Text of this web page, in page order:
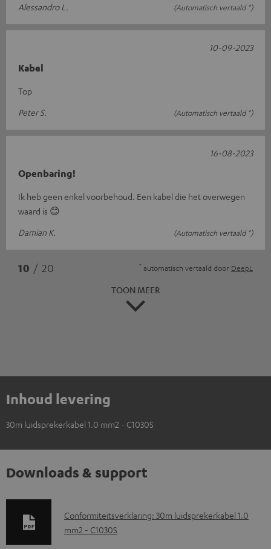
Alessandro L.
(Automatisch vertaald *)
Kabel
Top
Peter S.
(Automatisch vertaald *)
10-09-2023
Openbaring!
Ik heb geen enkel voorbehoud. Een kabel die het overwegen
waard is 😊
Damian K.
(Automatisch vertaald *)
16-08-2023
10 / 20 * automatisch vertaald door DeepL
TOON MEER
Inhoud levering
30m luidsprekerkabel 1.0 mm2 - C1030S
Downloads & support
D
o
Conformiteitsverklaring: 30m luidsprekerkabel 1.0
mm2 - C1030S